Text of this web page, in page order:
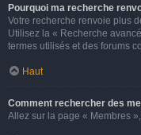
Pourquoi ma recherche
Votre recherche renvoie plus
Utilisez la « Recherche
termes utilisés et des forums
Haut
Comment rechercher des
Allez sur la page « Membres